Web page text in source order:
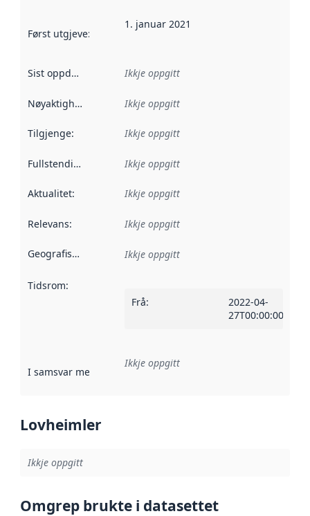
Først utgjeve: Denne datoen seier når dataa i dette
1. januar 2021
Sist oppdatert Ikkje oppgitt
Nøyaktigheit Ikkje oppgitt
Tilgjenge: Ikkje oppgitt
Fullstendigheit Ikkje oppgitt
Aktualitet: Ikkje oppgitt
Relevans: Ikkje oppgitt
Geografisk område Ikkje oppgitt
Tidsrom:
Frå:
2022-04-
27T00:00:00Z
I samsvar med Referanse til ei implementeringsregel eller
Ikkje oppgitt
Lovheimler
Ikkje oppgitt
Omgrep brukte i datasettet